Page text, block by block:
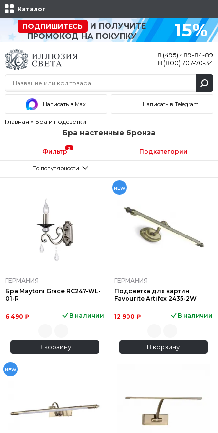
Каталог
ПОДПИШИТЕСЬ
И ПОЛУЧИТЕ
ПРОМОКОД НА ПОКУПКУ
15%
8 (495) 489-84-89
8 (800) 707-70-34
Написать в Max Написать в Telegram
Главная » Бра и подсветки
Бра настенные бронза
Фильтр 2 Подкатегории
По популярности
ГЕРМАНИЯ
Бра Maytoni Grace RC247-WL-
01-R
6 490 ₽ В наличии
В корзину
NEW
ГЕРМАНИЯ
Подсветка для картин
Favourite Artifex 2435-2W
12 900 ₽ В наличии
В корзину
NEW